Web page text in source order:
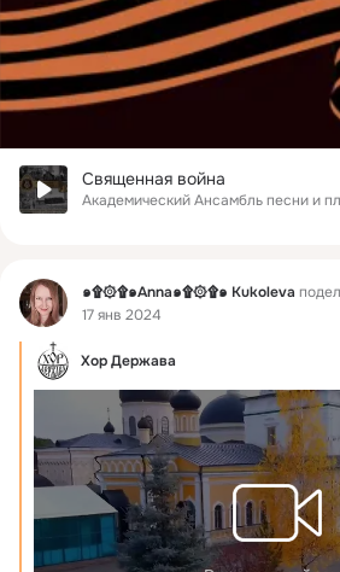
Священная война
Академический Ансамбль песни и
Фид ๑۩۞۩๑Anna๑۩۞۩๑ Kukoleva
17 янв 2024
Хор Держава